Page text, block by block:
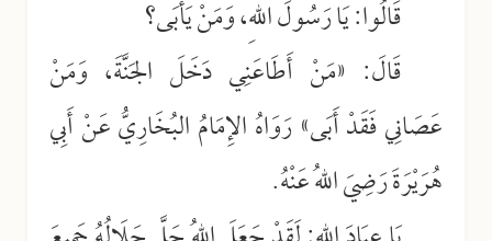
قَالُوا: يَا رَسُولَ اللهِ، وَمَنْ يَأْبَى؟
قَالَ: «مَنْ أَطَاعَنِي دَخَلَ الجَنَّةَ، وَمَنْ
عَصَانِي فَقَدْ أَبَى» رَوَاهُ الإِمَامُ البُخَارِيُّ عَنْ أَبِي
هُرَيْرَةَ رَضِيَ اللهُ عَنْهُ.